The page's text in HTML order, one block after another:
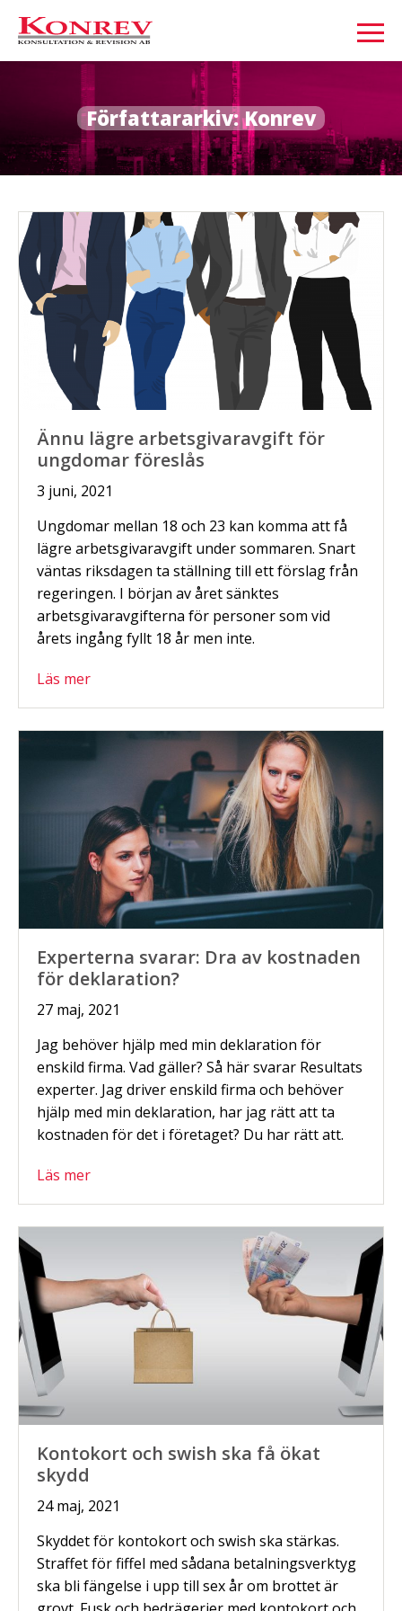
Författararkiv:Konrev
Ännu lägre arbetsgivaravgift för
ungdomar föreslås
3 juni, 2021
Ungdomar mellan 18 och 23 kan komma att få
lägre arbetsgivaravgift under sommaren. Snart
väntas riksdagen ta ställning till ett förslag från
regeringen. I början av året sänktes
arbetsgivaravgifterna för personer som vid
årets ingång fyllt 18 år men inte.
Läs mer
Experterna svarar: Dra av kostnaden
för deklaration?
27 maj, 2021
Jag behöver hjälp med min deklaration för
enskild firma. Vad gäller? Så här svarar Resultats
experter. Jag driver enskild firma och behöver
hjälp med min deklaration, har jag rätt att ta
kostnaden för det i företaget? Du har rätt att.
Läs mer
Kontokort och swish ska få ökat
skydd
24 maj, 2021
Skyddet för kontokort och swish ska stärkas.
Straffet för fiffel med sådana betalningsverktyg
ska bli fängelse i upp till sex år om brottet är